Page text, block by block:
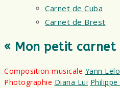
Carnet de Cuba
Carnet de Brest
« Mon petit carnet
Composition musicale Yann
Photographie Diana Lui